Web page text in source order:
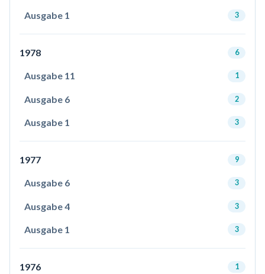
Ausgabe 1 3
1978 6
Ausgabe 11 1
Ausgabe 6 2
Ausgabe 1 3
1977 9
Ausgabe 6 3
Ausgabe 4 3
Ausgabe 1 3
1976 1